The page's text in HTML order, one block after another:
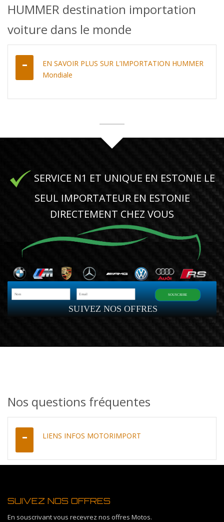
HUMMER destination importation
voiture dans le monde
EN SAVOIR PLUS SUR L’IMPORTATION HUMMER
Mondiale
SERVICE N1 ET UNIQUE EN ESTONIE LE
SEUL IMPORTATEUR EN ESTONIE
DIRECTEMENT CHEZ VOUS
SUIVEZ NOS OFFRES
SOUSCRIRE
Nos questions fréquentes
LIENS INFOS MOTORIMPORT
SUIVEZ NOS OFFRES
En souscrivant vous recevrez nos offres Motos.